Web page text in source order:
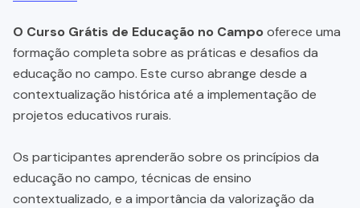
O Curso Grátis de Educação no Campooferece uma
formação completa sobre as práticas e desafios da
educação no campo. Este curso abrange desde a
contextualização histórica até a implementação de
projetos educativos rurais.
Os participantes aprenderão sobre os princípios da
educação no campo, técnicas de ensino
contextualizado, e a importância da valorização da